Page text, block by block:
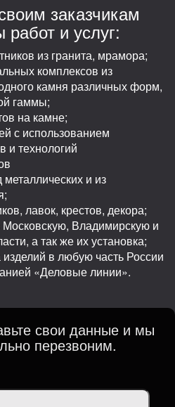
заказчикам
и услуг:
из гранита, мрамора;
комплексов из
камня различных форм,
гаммы;
на камне;
с использованием
и технологий
металлических и из
лавок, крестов, декора;
Московскую, Владимирскую и
а так же их установка;
в любую часть России
«Деловые линии».
свои данные и мы
перезвоним.